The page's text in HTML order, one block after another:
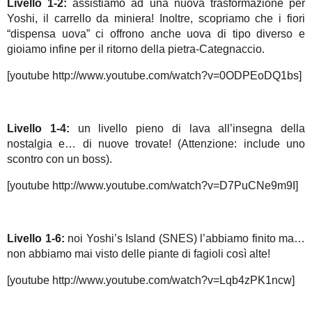
Livello 1-2: assistiamo ad una nuova trasformazione per
Yoshi, il carrello da miniera! Inoltre, scopriamo che i fiori
“dispensa uova” ci offrono anche uova di tipo diverso e
gioiamo infine per il ritorno della pietra-Categnaccio.
[youtube http://www.youtube.com/watch?v=0ODPEoDQ1bs]
Livello 1-4: un livello pieno di lava all’insegna della
nostalgia e… di nuove trovate! (Attenzione: include uno
scontro con un boss).
[youtube http://www.youtube.com/watch?v=D7PuCNe9m9I]
Livello 1-6: noi Yoshi’s Island (SNES) l’abbiamo finito ma…
non abbiamo mai visto delle piante di fagioli così alte!
[youtube http://www.youtube.com/watch?v=Lqb4zPK1ncw]